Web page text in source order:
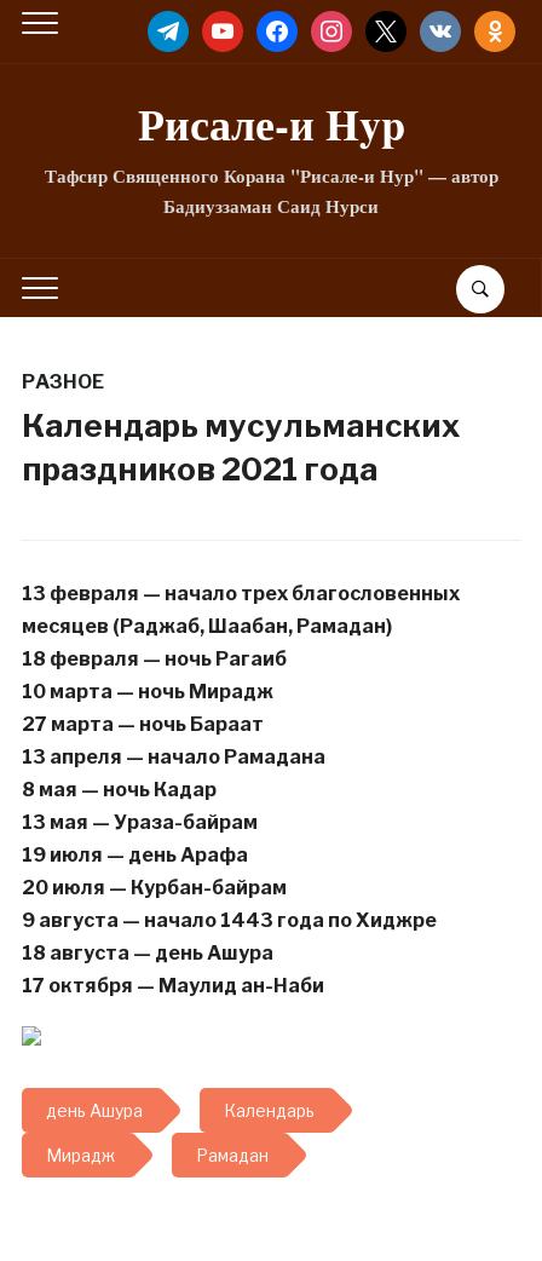
TELEGRAMYOUTUBEFACEBOOKINSTAGRAM
X VKONTAKTE
Рисале-и Hyp
Тафсир Священного Корана "Рисале-и Нур" — автор
Бадиуззаман Саид Нурси
РАЗНОЕ
Календарь мусульманских
праздников 2021 года
13 февраля — начало трех благословенных
месяцев (Раджаб, Шаабан, Рамадан)
18 февраля — ночь Рагаиб
10 марта — ночь Мирадж
27 марта — ночь Бараат
13 апреля — начало Рамадана
8 мая — ночь Кадар
13 мая — Ураза-байрам
19 июля — день Арафа
20 июля — Курбан-байрам
9 августа — начало 1443 года по Хиджре
18 августа — день Ашура
17 октября — Маулид ан-Наби
день Ашура Календарь
Мирадж Рамадан